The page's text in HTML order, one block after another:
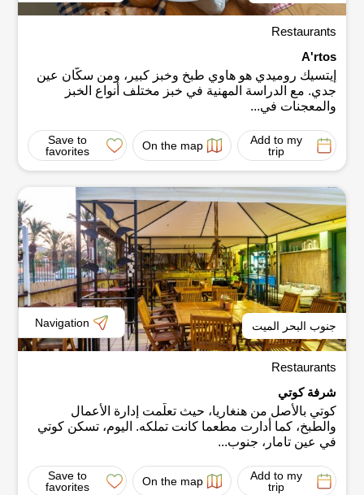
Restaurants
A'rtos
إيتسيك روميدي هو هاوي طبخ وخبز كبير، ومن سكّان عين
جدي. مع الدراسة المهنية في خبز مختلف أنواع الخبز
والمعجنات في...
Add to my
trip
On the map
Save to
favorites
جنوب البحر الميت Navigation
Restaurants
شرفة كوتي
كوتي بالأصل من هنغاريا، حيث تعلّمت إدارة الأعمال
والطبخ، كما أدارت مطعما كانت تملكه. اليوم، تسكن كوتي
في عين تامار، جنوب...
Add to my
trip
On the map
Save to
favorites